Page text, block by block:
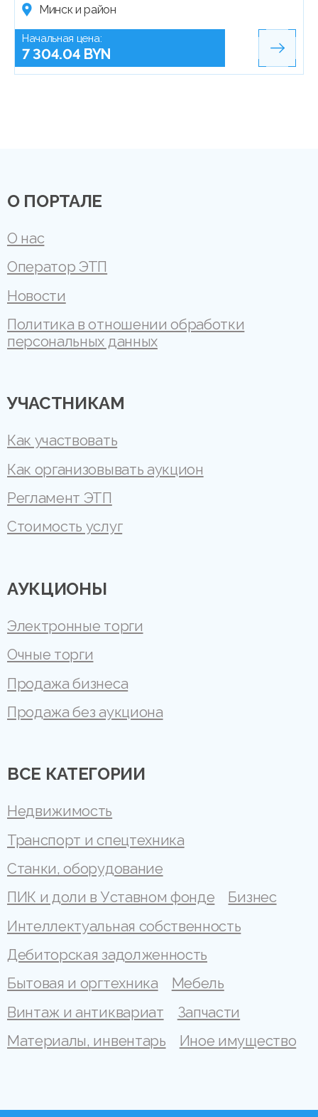
Минск и район
Начальная цена:
7 304.04 BYN
О ПОРТАЛЕ
О нас
Оператор ЭТП
Новости
Политика в отношении обработки
персональных данных
УЧАСТНИКАМ
Как участвовать
Как организовывать аукцион
Регламент ЭТП
Стоимость услуг
АУКЦИОНЫ
Электронные торги
Очные торги
Продажа бизнеса
Продажа без аукциона
ВСЕ КАТЕГОРИИ
Недвижимость
Транспорт и спецтехника
Станки, оборудование
ПИК и доли в Уставном фонде
Бизнес
Интеллектуальная собственность
Дебиторская задолженность
Бытовая и оргтехника
Мебель
Винтаж и антиквариат
Запчасти
Материалы, инвентарь
Иное имущество